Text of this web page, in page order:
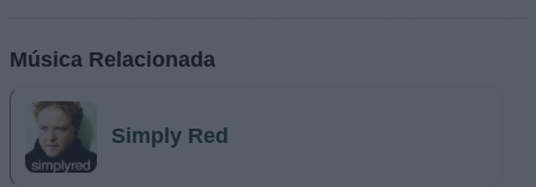
Música Relacionada
Simply Red